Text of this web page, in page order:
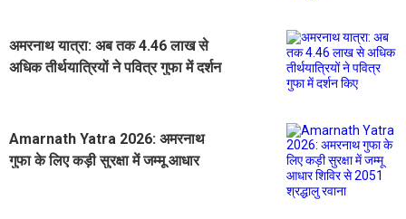
अमरनाथ यात्रा: अब तक 4.46 लाख से
अधिक तीर्थयात्रियों ने पवित्र गुफा में दर्शन
Amarnath Yatra 2026: अमरनाथ
गुफा के लिए कड़ी सुरक्षा में जम्मू आधार